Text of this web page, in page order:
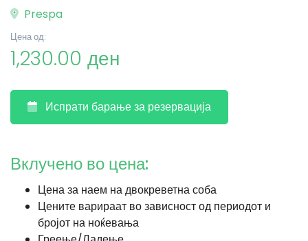
Prespa
Цена од:
1,230.00 ден
Испрати барање за резервација
Вклучено во цена:
Цена за наем на двокреветна соба
Цените варираат во зависност од периодот и
бројот на ноќевања